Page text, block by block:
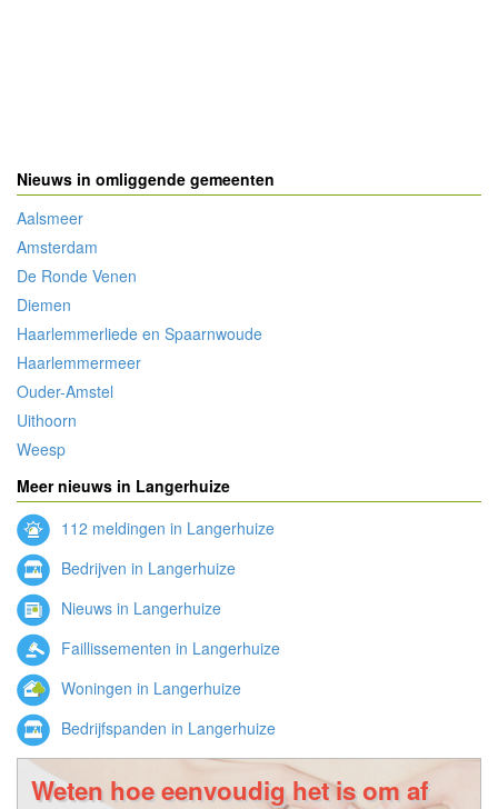
Nieuws in omliggende gemeenten
Aalsmeer
Amsterdam
De Ronde Venen
Diemen
Haarlemmerliede en Spaarnwoude
Haarlemmermeer
Ouder-Amstel
Uithoorn
Weesp
Meer nieuws in Langerhuize
112 meldingen in Langerhuize
Bedrijven in Langerhuize
Nieuws in Langerhuize
Faillissementen in Langerhuize
Woningen in Langerhuize
Bedrijfspanden in Langerhuize
Weten hoe eenvoudig het is om af